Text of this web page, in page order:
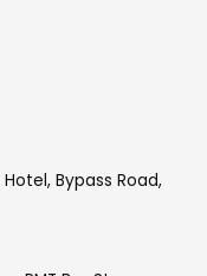
Bypass Road,